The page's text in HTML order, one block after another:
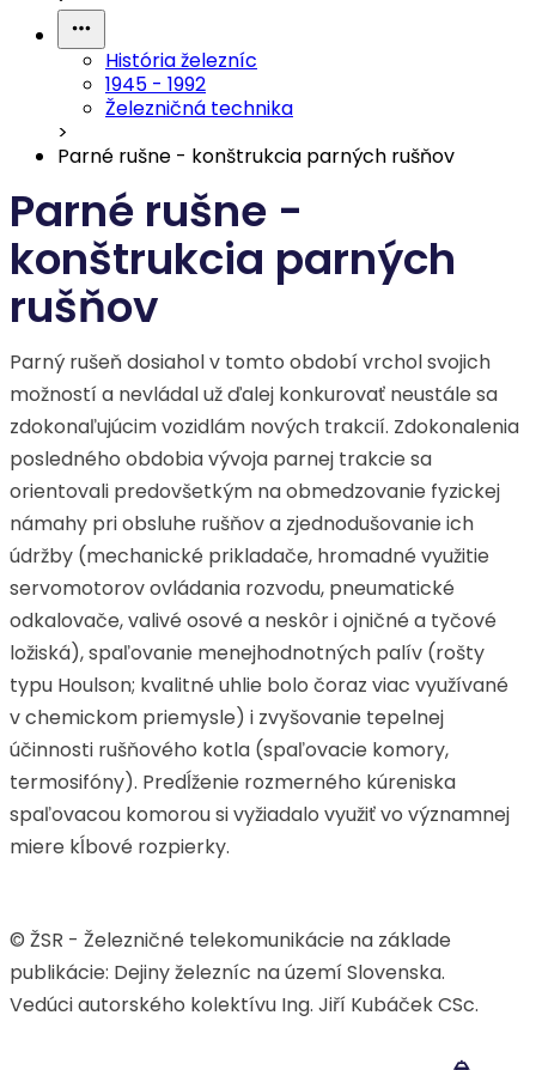
História železníc
1945 - 1992
Železničná technika
>
Parné rušne - konštrukcia parných rušňov
Parné rušne -
konštrukcia parných
rušňov
Parný rušeň dosiahol v tomto období vrchol svojich
možností a nevládal už ďalej konkurovať neustále sa
zdokonaľujúcim vozidlám nových trakcií. Zdokonalenia
posledného obdobia vývoja parnej trakcie sa
orientovali predovšetkým na obmedzovanie fyzickej
námahy pri obsluhe rušňov a zjednodušovanie ich
údržby (mechanické prikladače, hromadné využitie
servomotorov ovládania rozvodu, pneumatické
odkalovače, valivé osové a neskôr i ojničné a tyčové
ložiská), spaľovanie menejhodnotných palív (rošty
typu Houlson; kvalitné uhlie bolo čoraz viac využívané
v chemickom priemysle) i zvyšovanie tepelnej
účinnosti rušňového kotla (spaľovacie komory,
termosifóny). Predĺženie rozmerného kúreniska
spaľovacou komorou si vyžiadalo využiť vo významnej
miere kĺbové rozpierky.
© ŽSR - Železničné telekomunikácie na základe
publikácie: Dejiny železníc na území Slovenska.
Vedúci autorského kolektívu Ing. Jiří Kubáček CSc.